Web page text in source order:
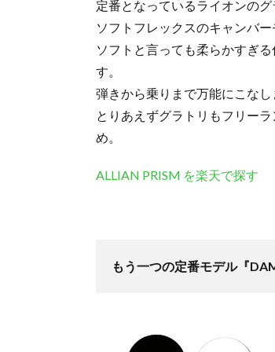
定番となっているライオンのグ
ソフトフレックスのキャンバ
ソフトと言っても柔らかすぎ
す。
弾きから乗りまで万能にこなし
とりあえずグラトリもフリー
め。
ALLIAN PRISM を楽天で探す
もう一つの定番モデル『